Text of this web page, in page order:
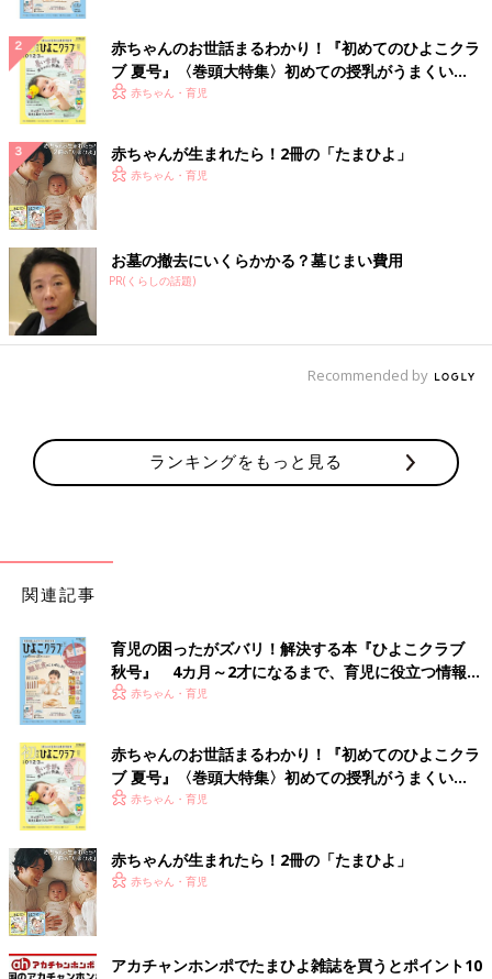
赤ちゃんのお世話まるわかり！『初めてのひよこクラ
ブ 夏号』〈巻頭大特集〉初めての授乳がうまくい
く！ おっぱい・ミルクの基本と夏のトラブル 解決テ
赤ちゃん・育児
赤ちゃんが生まれたら！2冊の「たまひよ」
赤ちゃん・育児
お墓の撤去にいくらかかる？墓じまい費用
PR(くらしの話題)
Recommended by
ランキングをもっと見る
関連記事
育児の困ったがズバリ！解決する本『ひよこクラブ
秋号』 4カ月～2才になるまで、育児に役立つ情報が
いっぱい！
赤ちゃん・育児
赤ちゃんのお世話まるわかり！『初めてのひよこクラ
ブ 夏号』〈巻頭大特集〉初めての授乳がうまくい
く！ おっぱい・ミルクの基本と夏のトラブル 解決テ
赤ちゃん・育児
赤ちゃんが生まれたら！2冊の「たまひよ」
赤ちゃん・育児
アカチャンホンポでたまひよ雑誌を買うとポイント10